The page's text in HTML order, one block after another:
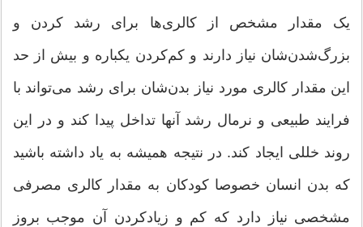
یک مقدار مشخص از کالری‌ها برای رشد کردن و
بزرگ‌شدن‌شان نیاز دارند و کم‌کردن یکباره و بیش از حد
این مقدار کالری مورد نیاز بدن‌شان برای رشد می‌تواند با
فرایند طبیعی و نرمال رشد آنها تداخل پیدا کند و در این
روند خللی ایجاد کند. در نتیجه همیشه به یاد داشته باشید
که بدن انسان خصوصا کودکان به مقدار کالری مصرفی
مشخصی نیاز دارد که کم و زیادکردن آن موجب بروز